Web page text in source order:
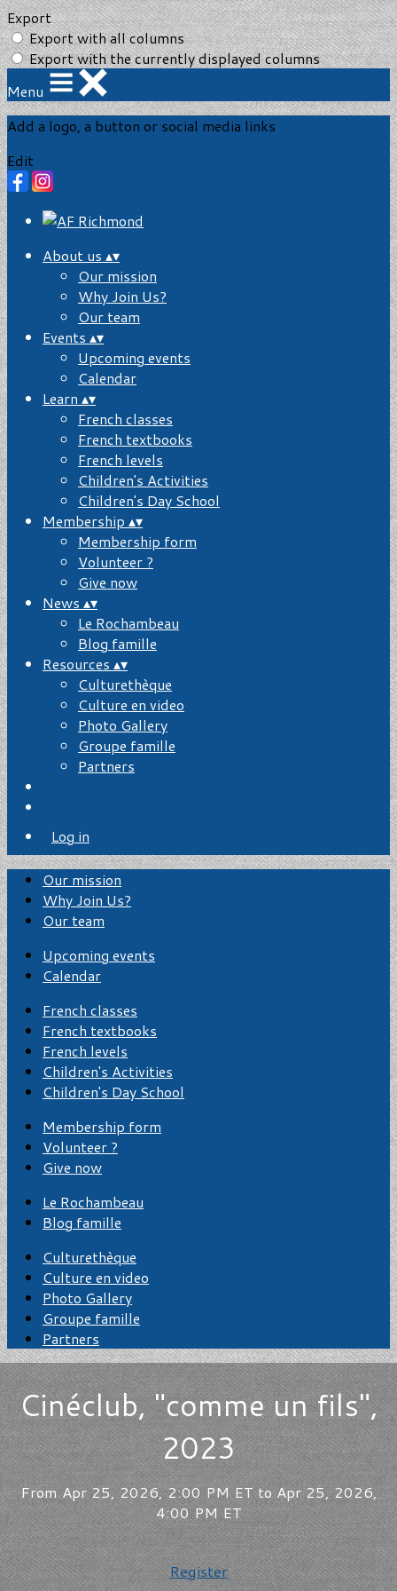
Export
Export with all columns
Export with the currently displayed columns
Menu
Add a logo, a button or social media links
Edit
About us ▴▾
Our mission
Why Join Us?
Our team
Events ▴▾
Upcoming events
Calendar
Learn ▴▾
French classes
French textbooks
French levels
Children's Activities
Children's Day School
Membership ▴▾
Membership form
Volunteer ?
Give now
News ▴▾
Le Rochambeau
Blog famille
Resources ▴▾
Culturethèque
Culture en video
Photo Gallery
Groupe famille
Partners
Log in
Our mission
Why Join Us?
Our team
Upcoming events
Calendar
French classes
French textbooks
French levels
Children's Activities
Children's Day School
Membership form
Volunteer ?
Give now
Le Rochambeau
Blog famille
Culturethèque
Culture en video
Photo Gallery
Groupe famille
Partners
Cinéclub, "comme un fils",
2023
From Apr 25, 2026, 2:00 PM ET to Apr 25, 2026,
4:00 PM ET
Register